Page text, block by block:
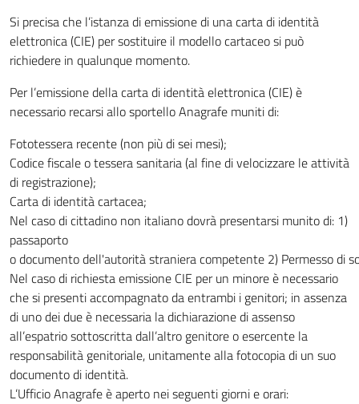
Si precisa che l’istanza di emissione di una carta di identità
elettronica (CIE) per sostituire il modello cartaceo si può
richiedere in qualunque momento.
Per l’emissione della carta di identità elettronica (CIE) è
necessario recarsi allo sportello Anagrafe muniti di:
Fototessera recente (non più di sei mesi);
Codice fiscale o tessera sanitaria (al fine di velocizzare le attività
di registrazione);
Carta di identità cartacea;
Nel caso di cittadino non italiano dovrà presentarsi munito di: 1)
passaporto
o documento dell'autorità straniera competente 2) Permesso di
Nel caso di richiesta emissione CIE per un minore è necessario
che si presenti accompagnato da entrambi i genitori; in assenza
di uno dei due è necessaria la dichiarazione di assenso
all’espatrio sottoscritta dall’altro genitore o esercente la
responsabilità genitoriale, unitamente alla fotocopia di un suo
documento di identità.
L’Ufficio Anagrafe è aperto nei seguenti giorni e orari: